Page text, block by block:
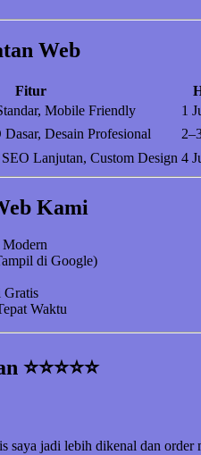
Web
Fitur
Mobile Friendly 1
Desain Profesional
Lanjutan, Custom Design 4
Kami
Modern
di Google)
Gratis
Waktu
⭐⭐⭐⭐⭐
saya jadi lebih dikenal dan